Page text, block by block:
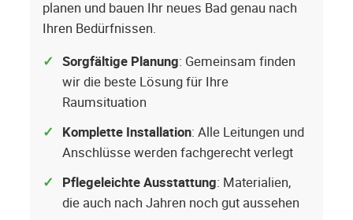
planen und bauen Ihr neues Bad genau nach
Ihren Bedürfnissen.
Sorgfältige Planung: Gemeinsam finden
wir die beste Lösung für Ihre
Raumsituation
Komplette Installation: Alle Leitungen und
Anschlüsse werden fachgerecht verlegt
Pflegeleichte Ausstattung: Materialien,
die auch nach Jahren noch gut aussehen